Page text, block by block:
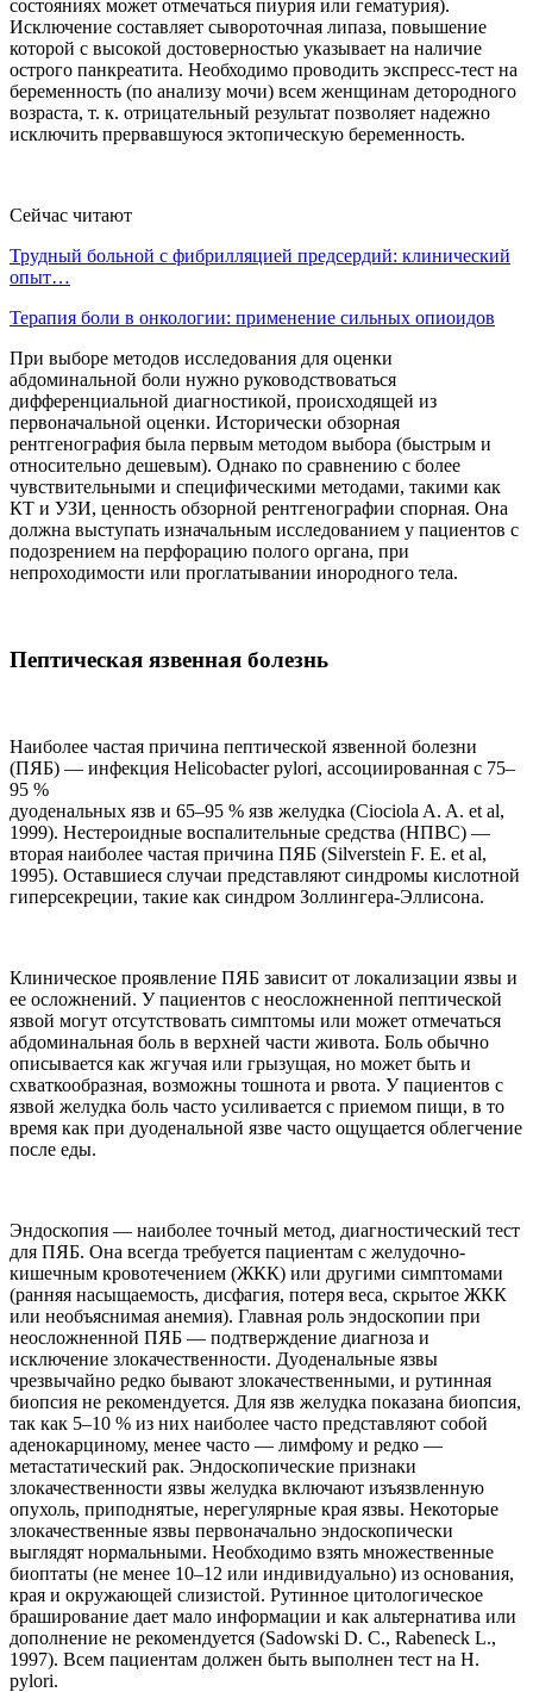
состояниях может отмечаться пиурия или гематурия).
Исключение составляет сывороточная липаза, повышение
которой с высокой достоверностью указывает на наличие
острого панкреатита. Необходимо проводить экспресс-тест на
беременность (по анализу мочи) всем женщинам детородного
возраста, т. к. отрицательный результат позволяет надежно
исключить прервавшуюся эктопическую беременность.
Сейчас читают
Трудный больной с фибрилляцией предсердий: клинический
опыт…
Терапия боли в онкологии: применение сильных опиоидов
При выборе методов исследования для оценки
абдоминальной боли нужно руководствоваться
дифференциальной диагностикой, происходящей из
первоначальной оценки. Исторически обзорная
рентгенография была первым методом выбора (быстрым и
относительно дешевым). Однако по сравнению с более
чувствительными и специфическими методами, такими как
КТ и УЗИ, ценность обзорной рентгенографии спорная. Она
должна выступать изначальным исследованием у пациентов с
подозрением на перфорацию полого органа, при
непроходимости или проглатывании инородного тела.
Пептическая язвенная болезнь
Наиболее частая причина пептической язвенной болезни
(ПЯБ) — инфекция Helicobacter рylori, ассоциированная с 75–
95 %
дуоденальных язв и 65–95 % язв желудка (Ciociola A. A. et al,
1999). Нестероидные воспалительные средства (НПВС) —
вторая наиболее частая причина ПЯБ (Silverstein F. E. et al,
1995). Оставшиеся случаи представляют синдромы кислотной
гиперсекреции, такие как синдром Золлингера-Эллисона.
Клиническое проявление ПЯБ зависит от локализации язвы и
ее осложнений. У пациентов с неосложненной пептической
язвой могут отсутствовать симптомы или может отмечаться
абдоминальная боль в верхней части живота. Боль обычно
описывается как жгучая или грызущая, но может быть и
схваткообразная, возможны тошнота и рвота. У пациентов с
язвой желудка боль часто усиливается с приемом пищи, в то
время как при дуоденальной язве часто ощущается облегчение
после еды.
Эндоскопия — наиболее точный метод, диагностический тест
для ПЯБ. Она всегда требуется пациентам с желудочно-
кишечным кровотечением (ЖКК) или другими симптомами
(ранняя насыщаемость, дисфагия, потеря веса, скрытое ЖКК
или необъяснимая анемия). Главная роль эндоскопии при
неосложненной ПЯБ — подтверждение диагноза и
исключение злокачественности. Дуоденальные язвы
чрезвычайно редко бывают злокачественными, и рутинная
биопсия не рекомендуется. Для язв желудка показана биопсия,
так как 5–10 % из них наиболее часто представляют собой
аденокарциному, менее часто — лимфому и редко —
метастатический рак. Эндоскопические признаки
злокачественности язвы желудка включают изъязвленную
опухоль, приподнятые, нерегулярные края язвы. Некоторые
злокачественные язвы первоначально эндоскопически
выглядят нормальными. Необходимо взять множественные
биоптаты (не менее 10–12 или индивидуально) из основания,
края и окружающей слизистой. Рутинное цитологическое
браширование дает мало информации и как альтернатива или
дополнение не рекомендуется (Sadowski D. C., Rabeneck L.,
1997). Всем пациентам должен быть выполнен тест на Н.
рylori.